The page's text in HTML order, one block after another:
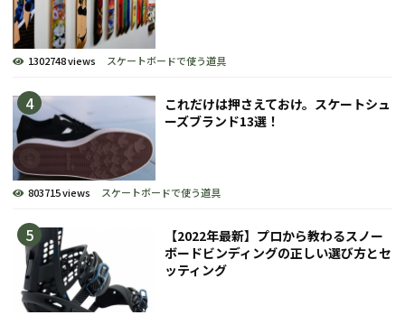
1302748 views スケートボードで使う道具
これだけは押さえておけ。スケートシュ
ーズブランド13選！
803715 views スケートボードで使う道具
【2022年最新】プロから教わるスノー
ボードビンディングの正しい選び方とセ
ッティング